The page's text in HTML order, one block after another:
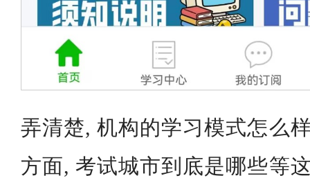
弄清楚, 机构的学习模式怎么
方面, 考试城市到底是哪些等